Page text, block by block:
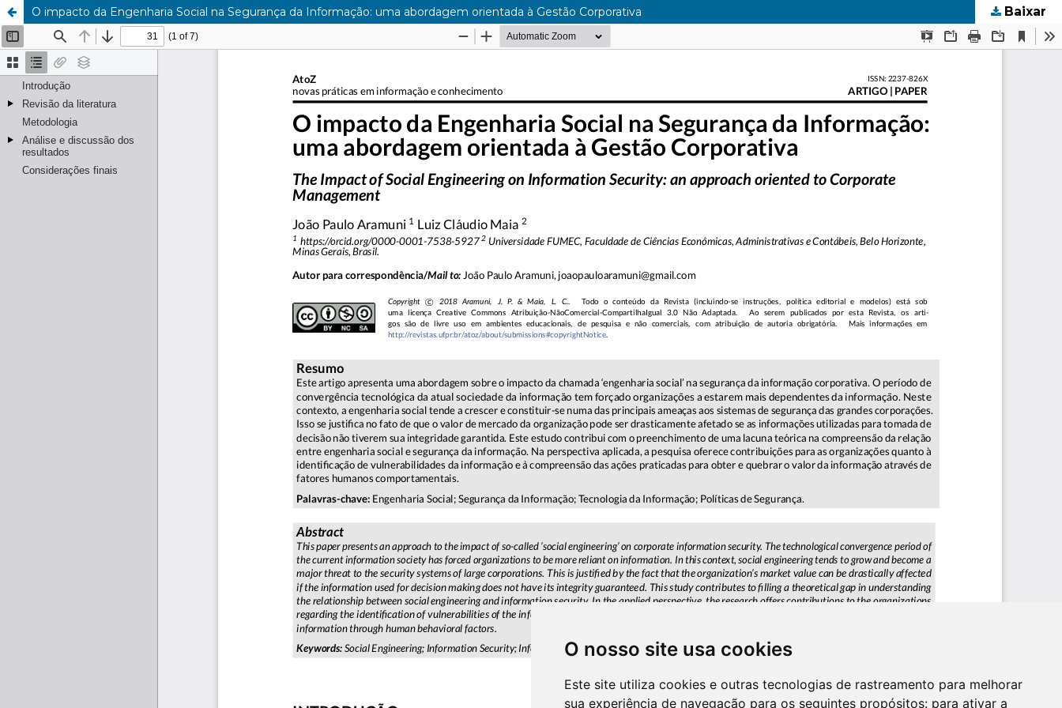
O nosso site usa cookies
Este site utiliza cookies e outras tecnologias de rastreamento para melhorar
sua experiência de navegação para os seguintes propósitos: para ativar a
O impacto da Engenharia Social na Segurança da Informação: uma abordagem orientada à Gestão Corporativa Baixar